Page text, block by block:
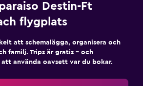
Destin-Ft
flygplats
att schemalägga, organisera och
familj. Trips är gratis – och
använda oavsett var du bokar.